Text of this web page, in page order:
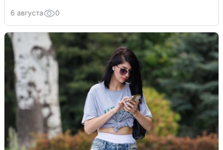
6 августа 0